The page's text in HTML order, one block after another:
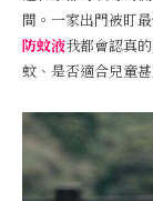
間。一家出門被盯
防蚊液我都會認真
蚊、是否適合兒童甚